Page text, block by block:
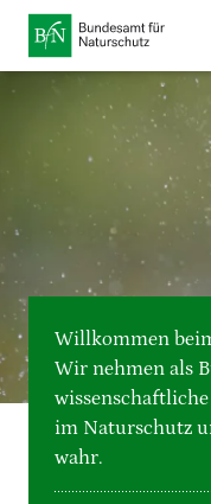
Öffnet
externe
Link
zur
Startseite
Direkt zur
Direkt zur
Direkt zur
Metanavigation
Startseite
Publikationen
Veranstaltungen
Karten und Daten
Leichte Sprache
Gebärdensprache
Willkommen
Wir nehmen als
im Naturschutz
wahr.